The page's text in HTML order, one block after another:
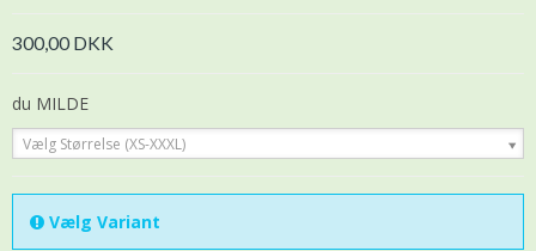
300,00 DKK
du MILDE
Vælg Størrelse (XS-XXXL)
Vælg Variant